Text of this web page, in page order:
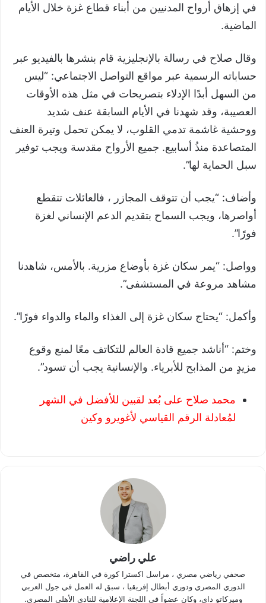
في إزهاق أرواح المدنيين من أبناء قطاع غزة خلال الأيام
الماضية.
وقال صلاح في رسالة بالإنجليزية قام بنشرها بالفيديو عبر
حساباته الرسمية عبر مواقع التواصل الاجتماعي: “ليس
من السهل أبدًا الإدلاء بتصريحات في مثل هذه الأوقات
العصيبة، وقد شهدنا في الأيام السابقة عنف شديد
ووحشية غاشمة تدمي القلوب، لا يمكن تحمل وتيرة العنف
المتصاعدة منذُ أسابيع. جميع الأرواح مقدسة ويجب توفير
سبل الحماية لها”.
وأضاف: “يجب أن تتوقف المجازر ، فالعائلات تتقطع
أواصرها، ويجب السماح بتقديم الدعم الإنساني لغزة
فورًا”.
وواصل: “يمر سكان غزة بأوضاع مزرية. بالأمس، شاهدنا
مشاهد مروعة في المستشفى”.
وأكمل: “يحتاج سكان غزة إلى الغذاء والماء والدواء فورًا”.
وختم: “أناشد جميع قادة العالم للتكاتف معًا لمنع وقوع
مزيدٍ من المذابح للأبرياء. والإنسانية يجب أن تسود”.
محمد صلاح على بُعد لقبين للأفضل في الشهر
لمُعادلة الرقم القياسي لأغويرو وكين
علي راضي
صحفي رياضي مصري ، مراسل اكسترا كورة في القاهرة، متخصص في
الدوري المصري ودوري أبطال إفريقيا ، سبق له العمل في جول العربي
وميركاتو داي، وكان عضواً في اللجنة الإعلامية للنادي الأهلي المصري.